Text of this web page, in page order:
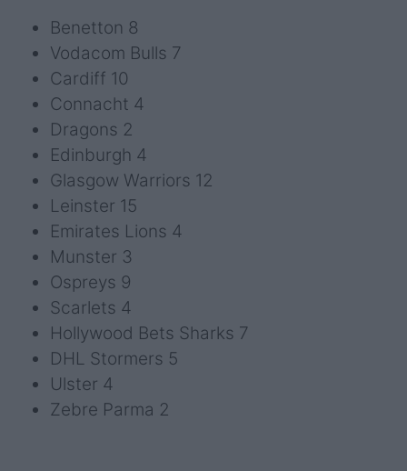
Benetton 8
Vodacom Bulls 7
Cardiff 10
Connacht 4
Dragons 2
Edinburgh 4
Glasgow Warriors 12
Leinster 15
Emirates Lions 4
Munster 3
Ospreys 9
Scarlets 4
Hollywood Bets Sharks 7
DHL Stormers 5
Ulster 4
Zebre Parma 2